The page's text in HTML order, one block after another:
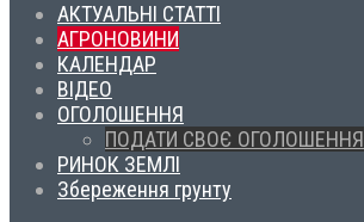
АКТУАЛЬНІ СТАТТІ
АГРОНОВИНИ
КАЛЕНДАР
ВІДЕО
ОГОЛОШЕННЯ
ПОДАТИ СВОЄ ОГОЛОШЕННЯ
РИНОК ЗЕМЛІ
Збереження грунту